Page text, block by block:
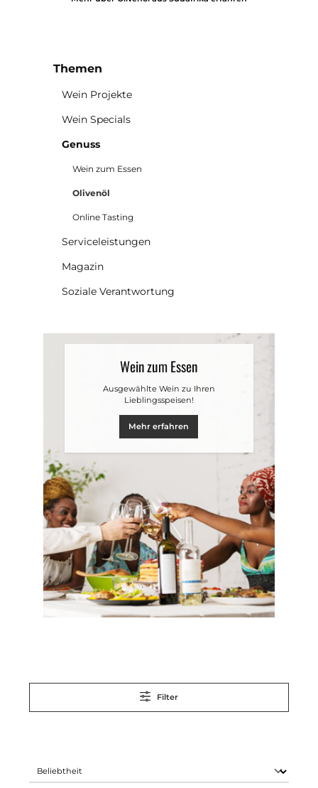
Themen
Wein Projekte
Wein Specials
Genuss
Wein zum Essen
Olivenöl
Online Tasting
Serviceleistungen
Magazin
Soziale Verantwortung
Wein zum Essen
Ausgewählte Wein zu Ihren
Lieblingsspeisen!
Mehr erfahren
Filter